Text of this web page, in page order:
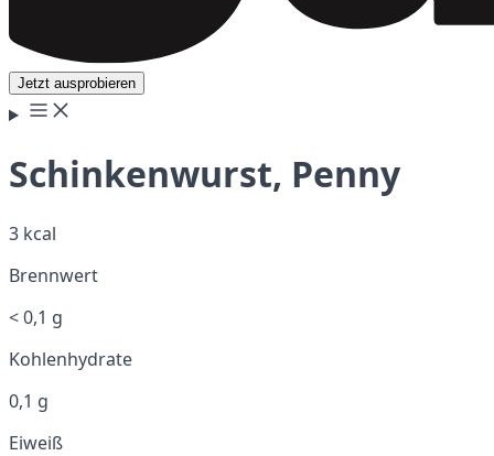
Jetzt ausprobieren
Schinkenwurst, Penny
3 kcal
Brennwert
< 0,1 g
Kohlenhydrate
0,1 g
Eiweiß